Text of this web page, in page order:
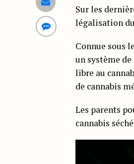
Sur les
légalisation
Connue sous
un système
libre au
de cannabis
Les parents
cannabis